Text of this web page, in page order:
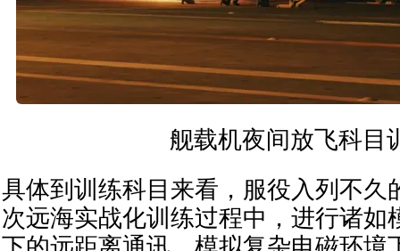
舰载机夜间放飞科目
具体到训练科目来看，服役入列不久
次远海实战化训练过程中，进行诸如